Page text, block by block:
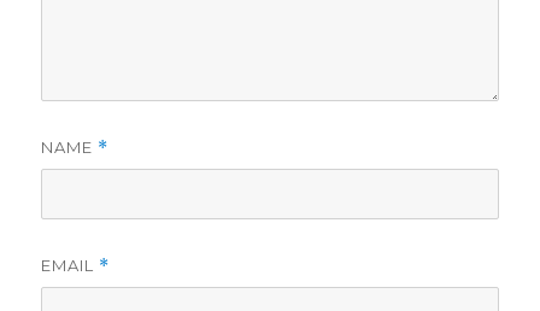
NAME *
EMAIL *